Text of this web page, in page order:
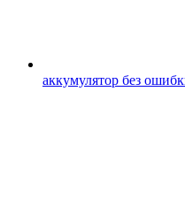
аккумулятор без